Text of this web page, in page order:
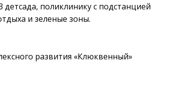
поликлинику с подстанцией
и зеленые зоны.
развития «Клюквенный»